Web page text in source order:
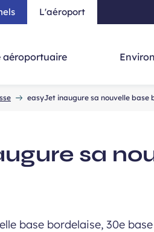
au contenu principal -
L'aéroport
aéroportuaire
easyJet inaugure sa nouvelle base
sa
base bordelaise, 30e